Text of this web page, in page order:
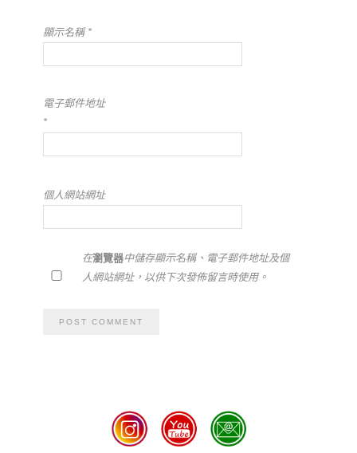
顯示名稱 *
電子郵件地址
*
個人網站網址
在瀏覽器中儲存顯示名稱、電子郵件地址及個
人網站網址，以供下次發佈留言時使用。